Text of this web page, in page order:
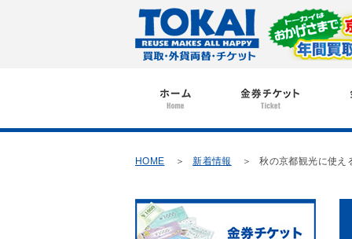
HOME 新着情報 秋の京都観光に使え